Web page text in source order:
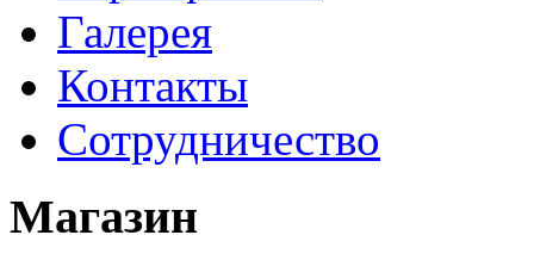
Галерея
Контакты
Сотрудничество
Магазин